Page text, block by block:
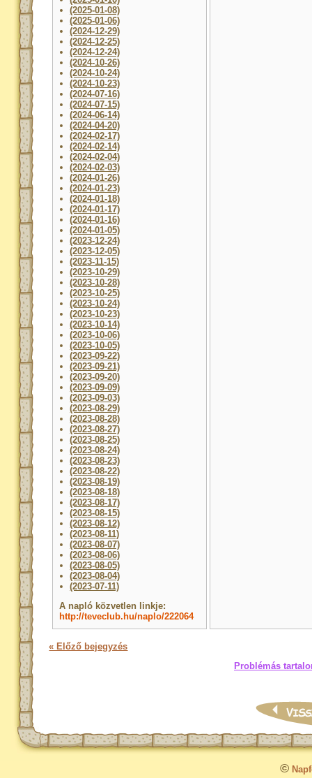
(2025-01-08)
(2025-01-06)
(2024-12-29)
(2024-12-25)
(2024-12-24)
(2024-10-26)
(2024-10-24)
(2024-10-23)
(2024-07-16)
(2024-07-15)
(2024-06-14)
(2024-04-20)
(2024-02-17)
(2024-02-14)
(2024-02-04)
(2024-02-03)
(2024-01-26)
(2024-01-23)
(2024-01-18)
(2024-01-17)
(2024-01-16)
(2024-01-05)
(2023-12-24)
(2023-12-05)
(2023-11-15)
(2023-10-29)
(2023-10-28)
(2023-10-25)
(2023-10-24)
(2023-10-23)
(2023-10-14)
(2023-10-06)
(2023-10-05)
(2023-09-22)
(2023-09-21)
(2023-09-20)
(2023-09-09)
(2023-09-03)
(2023-08-29)
(2023-08-28)
(2023-08-27)
(2023-08-25)
(2023-08-24)
(2023-08-23)
(2023-08-22)
(2023-08-19)
(2023-08-18)
(2023-08-17)
(2023-08-15)
(2023-08-12)
(2023-08-11)
(2023-08-07)
(2023-08-06)
(2023-08-05)
(2023-08-04)
(2023-07-11)
A napló közvetlen linkje:
http://teveclub.hu/naplo/222064
« Előző bejegyzés
Problémás
©